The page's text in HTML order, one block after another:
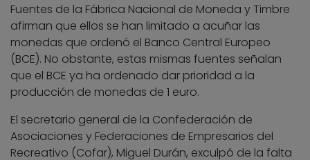
Fuentes de la Fábrica Nacional de Moneda y Timbre
afirman que ellos se han limitado a acuñar las
monedas que ordenó el Banco Central Europeo
(BCE). No obstante, estas mismas fuentes señalan
que el BCE ya ha ordenado dar prioridad a la
producción de monedas de 1 euro.
El secretario general de la Confederación de
Asociaciones y Federaciones de Empresarios del
Recreativo (Cofar), Miguel Durán, exculpó de la falta